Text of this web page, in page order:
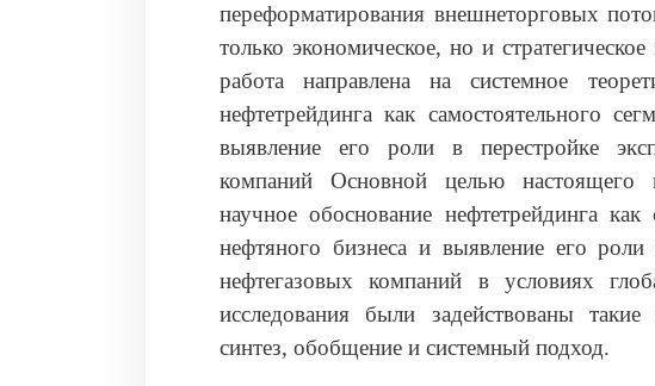
переформатирования внешнеторговых
только экономическое, но и
работа направлена на системное
нефтетрейдинга как самостоятельного
выявление его роли в перестройке
компаний Основной целью настоящего
научное обоснование нефтетрейдинга как
нефтяного бизнеса и выявление его роли
нефтегазовых компаний в условиях
исследования были задействованы
синтез, обобщение и системный подход.